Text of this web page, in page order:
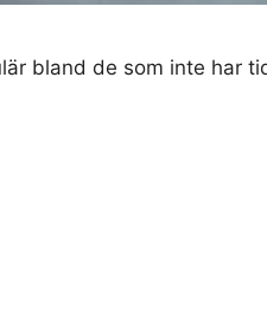
bland de som inte har